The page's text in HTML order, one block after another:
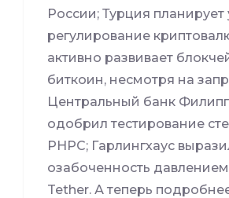
России; Турция планирует
регулирование
активно развивает
биткоин, несмотря на
Центральный банк
одобрил тестирование
PHPC; Гарлингхаус
озабоченность
Tether. А теперь